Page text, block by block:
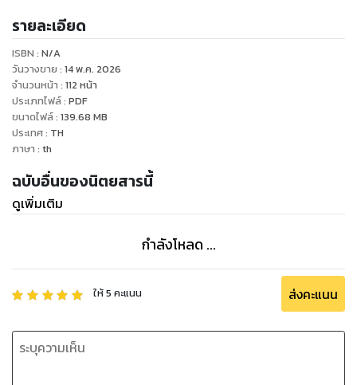
รายละเอียด
ISBN : N/A
วันวางขาย : 14 พ.ค. 2026
จำนวนหน้า : 112 หน้า
ประเภทไฟล์: PDF
ขนาดไฟล์: 139.68 MB
ประเทศ: TH
ภาษา : th
ฉบับอื่นของนิตยสารนี้
ดูเพิ่มเติม
กำลังโหลด ...
ให้5 คะแนน ส่งคะแนน